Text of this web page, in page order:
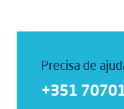
Precisa de
+351